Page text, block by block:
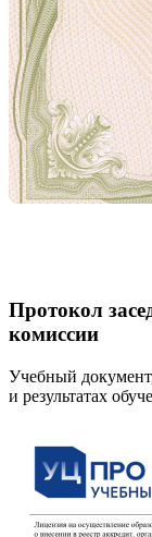
Протокол
комиссии
Учебный
и результатах